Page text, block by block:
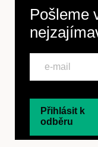
Pošleme
Přihlásit k
odběru